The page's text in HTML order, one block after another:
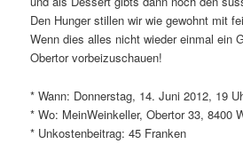
Den Hunger stillen wir wie gewohnt mit
Wenn dies alles nicht wieder einmal ein
Obertor vorbeizuschauen!
* Wann: Donnerstag, 14. Juni 2012, 19
* Wo: MeinWeinkeller, Obertor 33, 8400
* Unkostenbeitrag: 45 Franken